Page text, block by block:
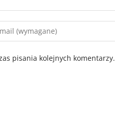
pisania kolejnych komentarzy.